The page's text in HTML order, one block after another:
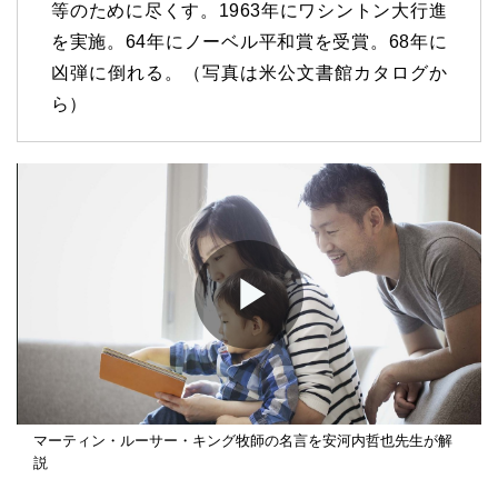
等のために尽くす。1963年にワシントン大行進
を実施。64年にノーベル平和賞を受賞。68年に
凶弾に倒れる。（写真は米公文書館カタログか
ら）
Play
Video
マーティン・ルーサー・キング牧師の名言を安河内哲也先生が解
説